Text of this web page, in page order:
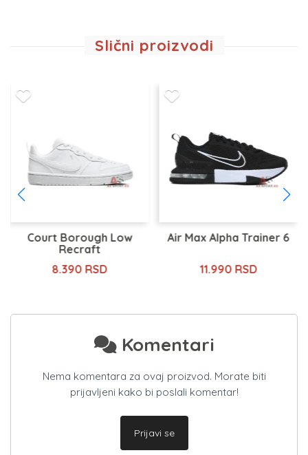
Slični proizvodi
Court Borough Low
Recraft
8.390 RSD
Air Max Alpha Trainer 6
11.990 RSD
Komentari
Nema komentara za ovaj proizvod. Morate biti
prijavljeni kako bi poslali komentar!
Prijavi se